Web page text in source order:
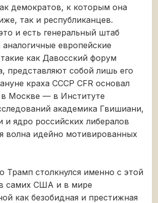
демократов, к которым она
так и республиканцев.
и есть генеральный штаб
аналогичные европейские
как Давосский форум
представляют собой лишь его
краха СССР CFR основал
Москве — в Институте
академика Гвишиани,
и ядро российских либералов
волна идейно мотивированных
Трамп столкнулся именно с этой
самих США и в мире
как безобидная и престижная